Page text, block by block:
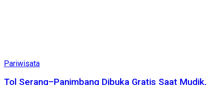
Pariwisata
Tol Serang–Panimbang Dibuka Gratis Saat Mudik,